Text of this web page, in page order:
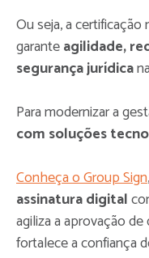
Ou seja, a certificação
garanteagilidade,
segurança jurídica
Para modernizar a
com soluções
Conheça o Group Sign
assinatura digital
agiliza a aprovação
fortalece a confiança